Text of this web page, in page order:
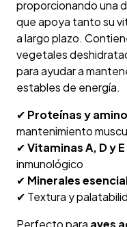
proporcionando una
que apoya tanto su
a largo plazo.
vegetales
para ayudar a
estables de energía.
✔ Proteínas y
mantenimiento
✔Vitaminas A, D y E
inmunológico
✔ Minerales
✔ Textura y
Perfecto para aves